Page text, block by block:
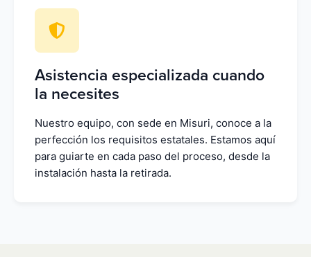
Asistencia especializada cuando
la necesites
Nuestro equipo, con sede en Misuri, conoce a la
perfección los requisitos estatales. Estamos aquí
para guiarte en cada paso del proceso, desde la
instalación hasta la retirada.